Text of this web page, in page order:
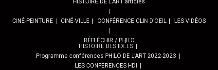
HISTOIRE DE L’ART articles
CINÉ-PEINTURE CINÉ-VILLE CONFÉRENCE CLIN D’OEIL LES VIDÉOS
RÉFLÉCHIR / PHILO
HISTOIRE DES IDÉES
Programme conférences PHILO DE L’ART 2022-2023
LES CONFÉRENCES HDI